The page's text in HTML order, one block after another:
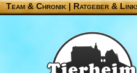
Team & Chronik |Ratgeber &